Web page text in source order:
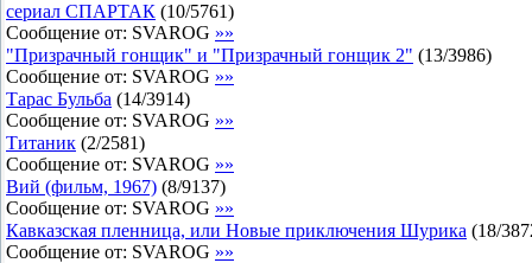
сериал СПАРТАК (10/5761)
Сообщение от: SVAROG »»
"Призрачный гонщик" и "Призрачный гонщик 2" (13/3986)
Сообщение от: SVAROG »»
Тарас Бульба (14/3914)
Сообщение от: SVAROG »»
Титаник (2/2581)
Сообщение от: SVAROG »»
Вий (фильм, 1967) (8/9137)
Сообщение от: SVAROG »»
Кавказская пленница, или Новые приключения Шурика (18/
Сообщение от: SVAROG »»